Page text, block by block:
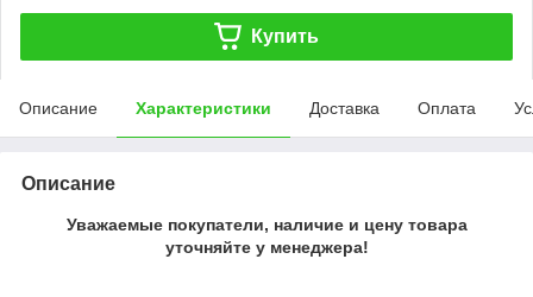
Купить
Описание Характеристики Доставка Оплата
Описание
Уважаемые покупатели, наличие и цену товара
уточняйте у менеджера!